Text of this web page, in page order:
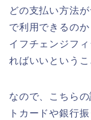
どの支払い方法
で利用できるの
イフチェンジフ
ればいいというこ
なので、こちら
トカードや銀行